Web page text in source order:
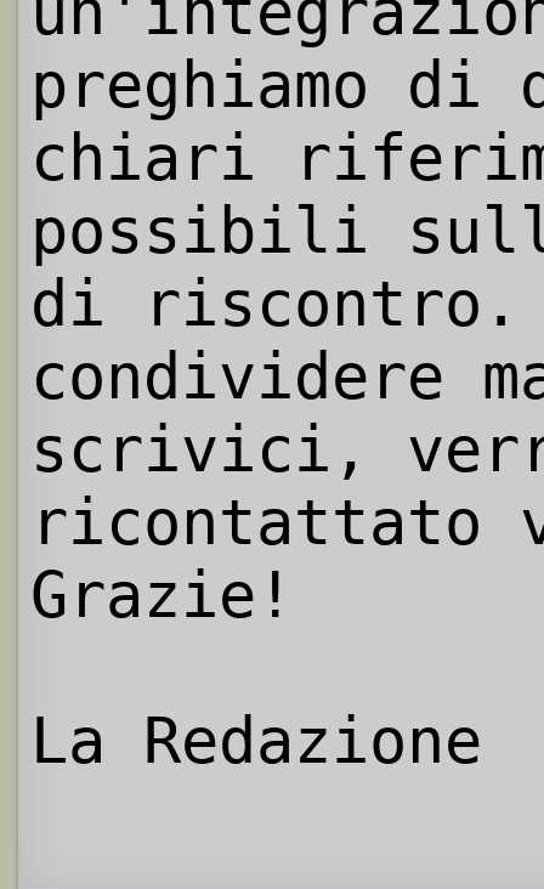
preghiamo
chiari
possibili
di riscontro.
condividere
scrivici,
ricontattato
Grazie!
La Redazione